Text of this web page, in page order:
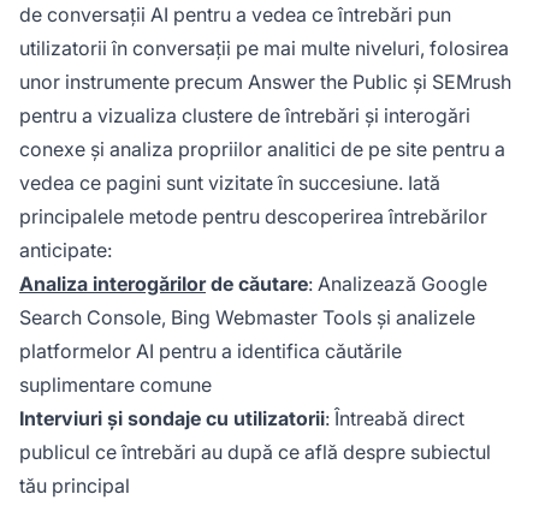
de conversații AI pentru a vedea ce întrebări pun
utilizatorii în conversații pe mai multe niveluri, folosirea
unor instrumente precum Answer the Public și SEMrush
pentru a vizualiza clustere de întrebări și interogări
conexe și analiza propriilor analitici de pe site pentru a
vedea ce pagini sunt vizitate în succesiune. Iată
principalele metode pentru descoperirea întrebărilor
anticipate:
Analiza interogărilorde căutare: Analizează Google
Search Console, Bing Webmaster Tools și analizele
platformelor AI pentru a identifica căutările
suplimentare comune
Interviuri și sondaje cu utilizatorii: Întreabă direct
publicul ce întrebări au după ce află despre subiectul
tău principal